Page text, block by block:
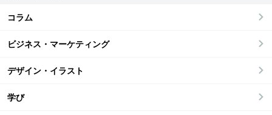
コラム
ビジネス・マーケティング
デザイン・イラスト
学び